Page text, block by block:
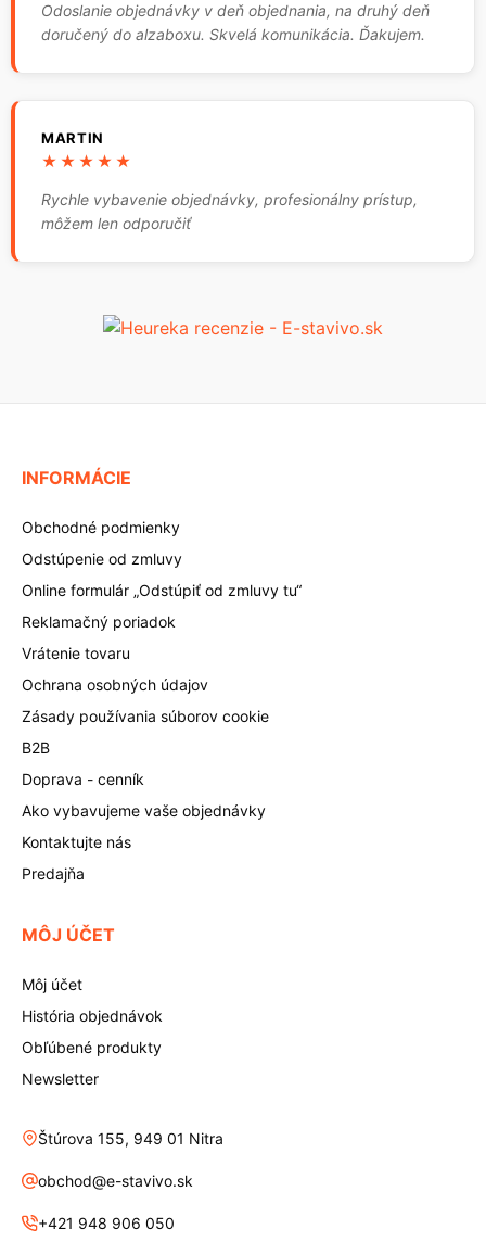
Odoslanie objednávky v deň objednania, na druhý deň
doručený do alzaboxu. Skvelá komunikácia. Ďakujem.
MARTIN
★★★★★
Rychle vybavenie objednávky, profesionálny prístup,
môžem len odporučiť
INFORMÁCIE
Obchodné podmienky
Odstúpenie od zmluvy
Online formulár „Odstúpiť od zmluvy tu“
Reklamačný poriadok
Vrátenie tovaru
Ochrana osobných údajov
Zásady používania súborov cookie
B2B
Doprava - cenník
Ako vybavujeme vaše objednávky
Kontaktujte nás
Predajňa
MÔJ ÚČET
Môj účet
História objednávok
Obľúbené produkty
Newsletter
Štúrova 155, 949 01 Nitra
obchod@e-stavivo.sk
+421 948 906 050